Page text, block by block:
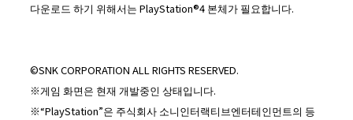
다운로드 하기 위해서는 PlayStation®4 본체가 필요합니다.
©SNK CORPORATION ALL RIGHTS RESERVED.
※게임 화면은 현재 개발중인 상태입니다.
※“PlayStation”은 주식회사 소니인터랙티브엔터테인먼트의 등